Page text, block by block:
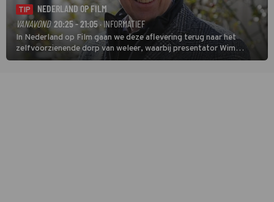
TIP
NEDERLAND OP FILM
VANAVOND 20:25 - 21:05· INFORMATIEF
In Nederland op Film gaan we deze aflevering terug naar het
zelfvoorzienende dorp van weleer, waarbij presentator Wim
Daniëls de kijkers meeneemt op reis door de tijd aan de hand van